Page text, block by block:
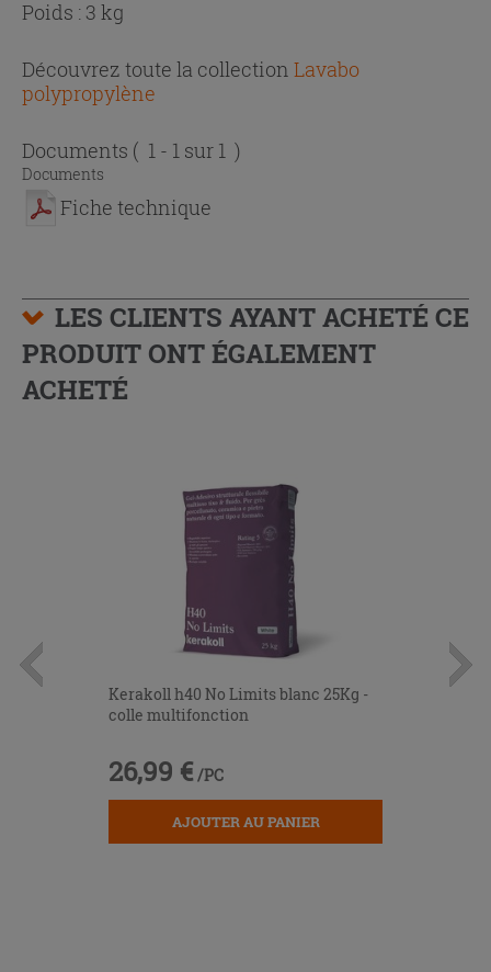
Poids : 3 kg
Découvrez toute la collection Lavabo
polypropylène
Documents ( 1 - 1 sur 1 )
Documents
Fiche technique
LES CLIENTS AYANT ACHETÉ CE
PRODUIT ONT ÉGALEMENT
ACHETÉ
Kerakoll h40 No Limits blanc 25Kg -
colle multifonction
26,99 € /PC
AJOUTER AU PANIER